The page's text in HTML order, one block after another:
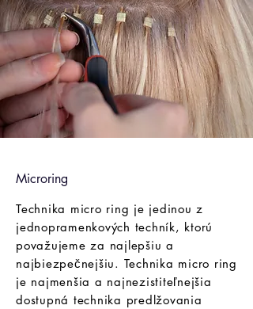
Microring
Technika micro ring je jedinou z
jednopramenkových techník, ktorú
považujeme za najlepšiu a
najbiezpečnejšiu. Technika micro ring
je najmenšia a najnezistiteľnejšia
dostupná technika predlžovania